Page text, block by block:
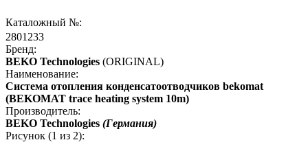
Каталожный №:
2801233
Бренд:
BEKO Technologies (ORIGINAL)
Наименование:
Система отопления конденсатоотводчиков bekomat
(BEKOMAT trace heating system 10m)
Производитель:
BEKO Technologies (Германия)
Рисунок (1 из 2):